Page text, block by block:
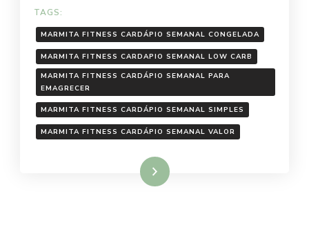
TAGS:
MARMITA FITNESS CARDÁPIO SEMANAL CONGELADA
MARMITA FITNESS CARDAPIO SEMANAL LOW CARB
MARMITA FITNESS CARDÁPIO SEMANAL PARA
EMAGRECER
MARMITA FITNESS CARDÁPIO SEMANAL SIMPLES
MARMITA FITNESS CARDÁPIO SEMANAL VALOR
Ler mais